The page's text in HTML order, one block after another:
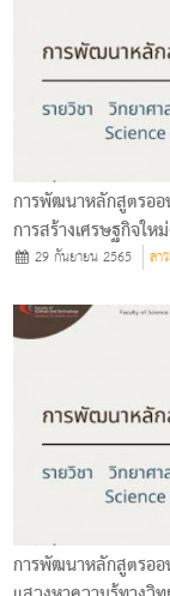
การพัฒนาหลักสูตรออ
การสร้างเศรษฐกิจใ
29 กันยายน 2565 สา
การพัฒนาหลักสูตรออ